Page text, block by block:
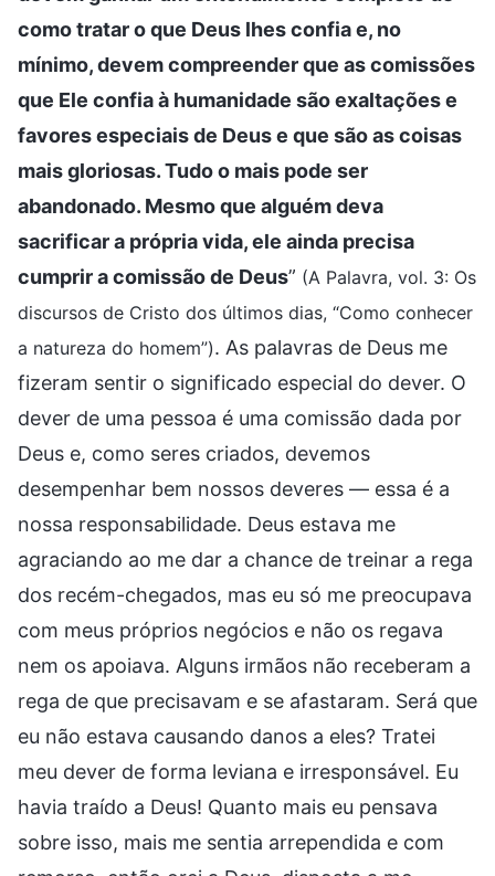
como tratar o que Deus lhes confia e, no
mínimo, devem compreender que as comissões
que Ele confia à humanidade são exaltações e
favores especiais de Deus e que são as coisas
mais gloriosas. Tudo o mais pode ser
abandonado. Mesmo que alguém deva
sacrificar a própria vida, ele ainda precisa
cumprir a comissão de Deus” (A Palavra, vol. 3: Os
discursos de Cristo dos últimos dias, “Como conhecer
a natureza do homem”). As palavras de Deus me
fizeram sentir o significado especial do dever. O
dever de uma pessoa é uma comissão dada por
Deus e, como seres criados, devemos
desempenhar bem nossos deveres — essa é a
nossa responsabilidade. Deus estava me
agraciando ao me dar a chance de treinar a rega
dos recém-chegados, mas eu só me preocupava
com meus próprios negócios e não os regava
nem os apoiava. Alguns irmãos não receberam a
rega de que precisavam e se afastaram. Será que
eu não estava causando danos a eles? Tratei
meu dever de forma leviana e irresponsável. Eu
havia traído a Deus! Quanto mais eu pensava
sobre isso, mais me sentia arrependida e com